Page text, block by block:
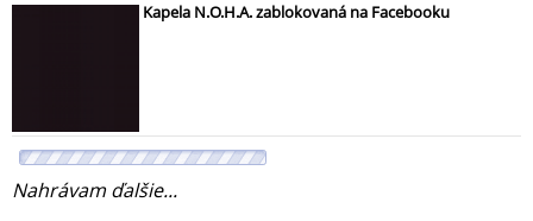
Kapela N.O.H.A. zablokovaná na Facebooku
Nahrávam ďalšie...